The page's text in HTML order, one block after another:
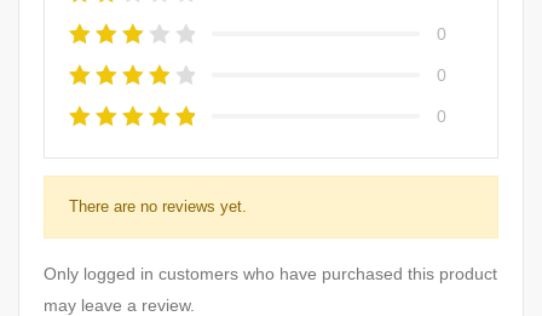
0
0
0
There are no reviews yet.
Only logged in customers who have purchased this product
may leave a review.